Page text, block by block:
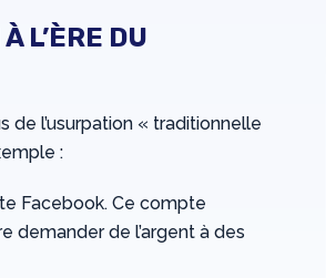
L’ÈRE DU
de l’usurpation « traditionnelle
:
Facebook. Ce compte
demander de l’argent à des